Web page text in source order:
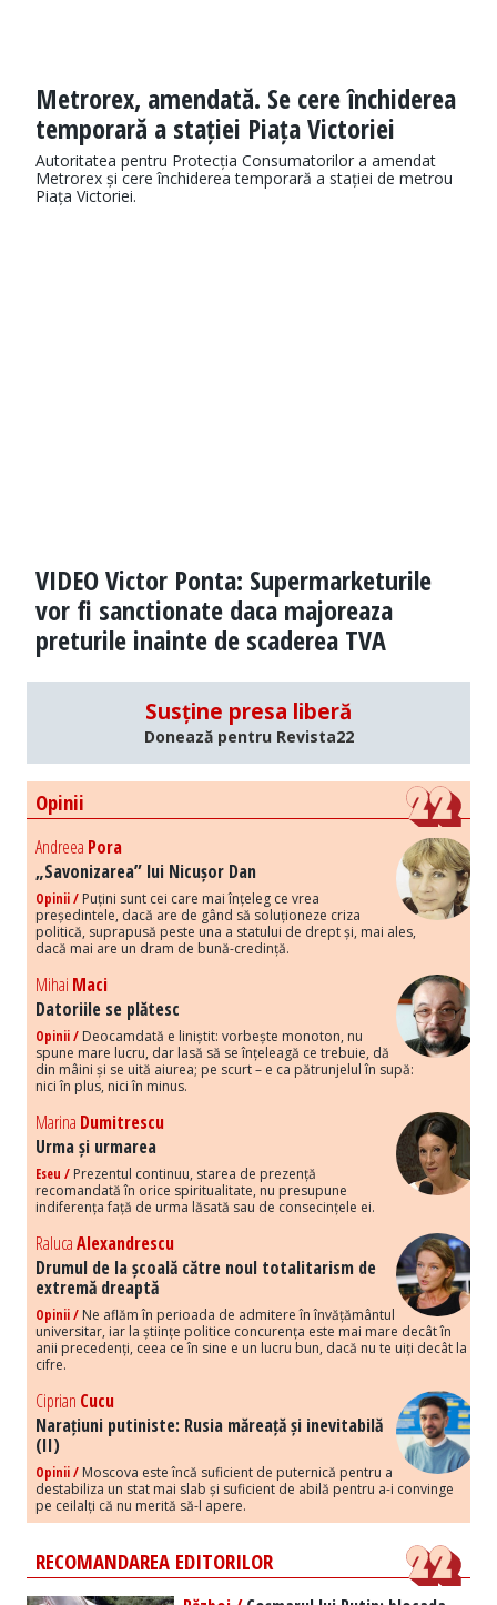
Metrorex, amendată. Se cere închiderea
temporară a stației Piața Victoriei
Autoritatea pentru Protecția Consumatorilor a amendat
Metrorex și cere închiderea temporară a stației de metrou
Piața Victoriei.
VIDEO Victor Ponta: Supermarketurile
vor fi sanctionate daca majoreaza
preturile inainte de scaderea TVA
Susține presa liberă
Donează pentru Revista22
Opinii
Andreea Pora
„Savonizarea” lui Nicușor Dan
Opinii / Puțini sunt cei care mai înțeleg ce vrea
președintele, dacă are de gând să soluționeze criza
politică, suprapusă peste una a statului de drept și, mai ales,
dacă mai are un dram de bună-credință.
Mihai Maci
Datoriile se plătesc
Opinii / Deocamdată e liniștit: vorbește monoton, nu
spune mare lucru, dar lasă să se înțeleagă ce trebuie, dă
din mâini și se uită aiurea; pe scurt – e ca pătrunjelul în supă:
nici în plus, nici în minus.
Marina Dumitrescu
Urma și urmarea
Eseu / Prezentul continuu, starea de prezență
recomandată în orice spiritualitate, nu presupune
indiferența față de urma lăsată sau de consecințele ei.
RalucaAlexandrescu
Drumul de la școală către noul totalitarism de
extremă dreaptă
Opinii / Ne aflăm în perioada de admitere în învățământul
universitar, iar la științe politice concurența este mai mare decât în
anii precedenți, ceea ce în sine e un lucru bun, dacă nu te uiți decât la
cifre.
Ciprian Cucu
Narațiuni putiniste: Rusia măreață și inevitabilă
(II)
Opinii / Moscova este încă suficient de puternică pentru a
destabiliza un stat mai slab și suficient de abilă pentru a-i convinge
pe ceilalți că nu merită să-l apere.
RECOMANDAREA EDITORILOR